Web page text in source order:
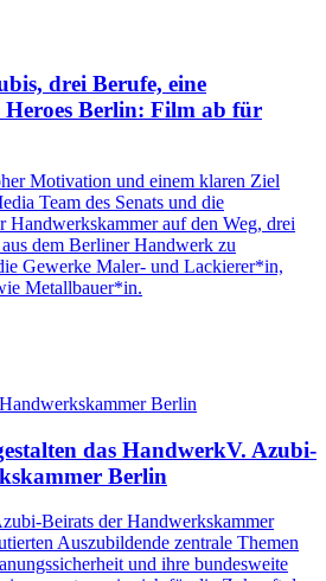
drei Berufe, eine
Berlin: Film ab für
Motivation und einem klaren Ziel
Team des Senats und die
Handwerkskammer auf den Weg, drei
dem Berliner Handwerk zu
Gewerke Maler- und Lackierer*in,
Metallbauer*in.
Berlin
das HandwerkV. Azubi-
Berlin
Beirats der Handwerkskammer
Auszubildende zentrale Themen
und ihre bundesweite